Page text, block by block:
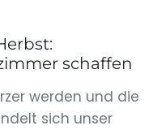
schaffen
werden und die
sich unser